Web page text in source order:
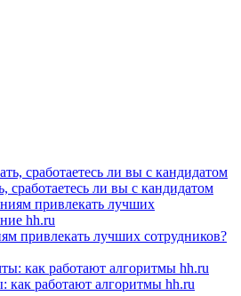
сработаетесь ли вы с кандидатом
привлекать лучших сотрудников?
как работают алгоритмы hh.ru